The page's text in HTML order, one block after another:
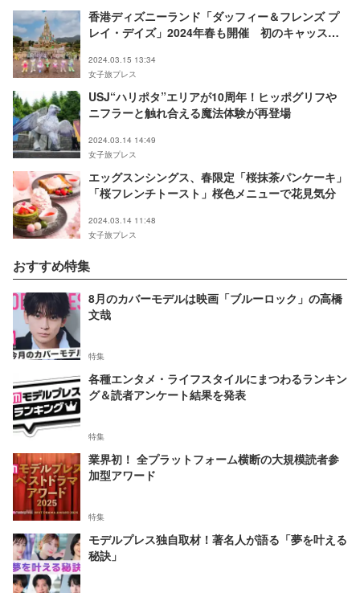
香港ディズニーランド「ダッフィー＆フレンズ プ
レイ・デイズ」2024年春も開催 初のキャッスル
2024.03.15 13:34
女子旅プレス
USJ“ハリポタ”エリアが10周年！ヒッポグリフや
ニフラーと触れ合える魔法体験が再登場
2024.03.14 14:49
女子旅プレス
エッグスンシングス、春限定「桜抹茶パンケーキ」
「桜フレンチトースト」桜色メニューで花見気分
2024.03.14 11:48
女子旅プレス
おすすめ特集
8月のカバーモデルは映画「ブルーロック」の高橋
文哉
特集
各種エンタメ・ライフスタイルにまつわるランキン
グ＆読者アンケート結果を発表
特集
業界初！ 全プラットフォーム横断の大規模読者参
加型アワード
特集
モデルプレス独自取材！著名人が語る「夢を叶える
秘訣」